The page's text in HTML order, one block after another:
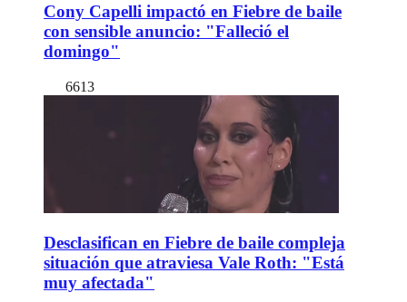
Cony Capelli impactó en Fiebre de baile
con sensible anuncio: "Falleció el
domingo"
6613
Desclasifican en Fiebre de baile compleja
situación que atraviesa Vale Roth: "Está
muy afectada"